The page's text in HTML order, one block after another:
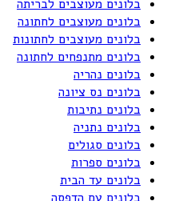
בלונים מעוצבים לבריתה
בלונים מעוצבים לחתונה
בלונים מעוצבים לחתונות
בלונים מתנפחים לחתונה
בלונים נהריה
בלונים נס ציונה
בלונים נתיבות
בלונים נתניה
בלונים סגולים
בלונים ספרות
בלונים עד הבית